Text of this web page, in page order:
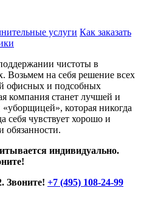
услуги Как заказать
чистоты в
Возьмем на себя решение всех
офисных и подсобных
компания станет лучшей и
которая никогда
себя чувствует хорошо и
обязанности.
индивидуально.
Звоните! +7 (495) 108-24-99